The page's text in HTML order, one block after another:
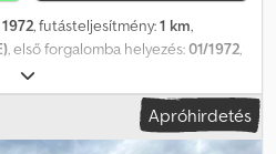
1972, futásteljesítmény:1 km,
, első forgalomba helyezés:01/1972,
egyéb, Felszereltség:volt
felépítmény: veterán seprőgép,
Alkatrész-bázisként!
Apróhirdetés